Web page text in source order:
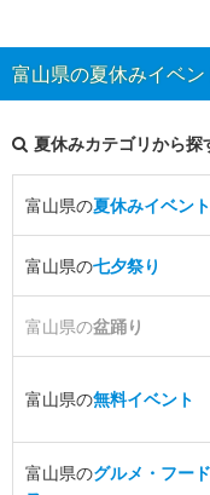
富山県の夏休みイベ
夏休みカテゴリから探
富山県の夏休みイベント
富山県の七夕祭り
富山県の盆踊り
富山県の無料イベント
富山県のグルメ・フー